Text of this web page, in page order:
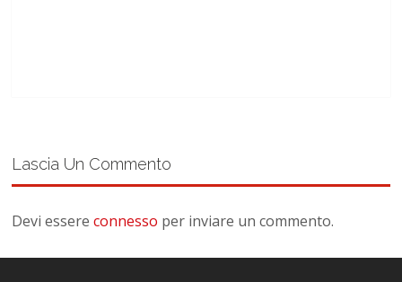
Lascia Un Commento
Devi essereconnesso per inviare un commento.